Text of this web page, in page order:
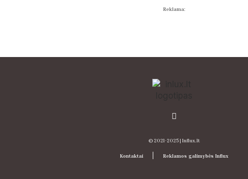
Reklama:
© 2021-2025 | Influx.lt
Kontaktai Reklamos galimybės Influx